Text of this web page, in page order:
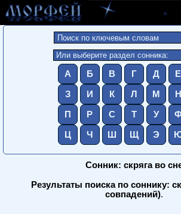
А Б В Г Д Е
З И К Л М Н
П Р С Т У
Ц Ч Ш Щ Э
Сонник: скряга во
Результаты поиска по соннику:
совпадений).